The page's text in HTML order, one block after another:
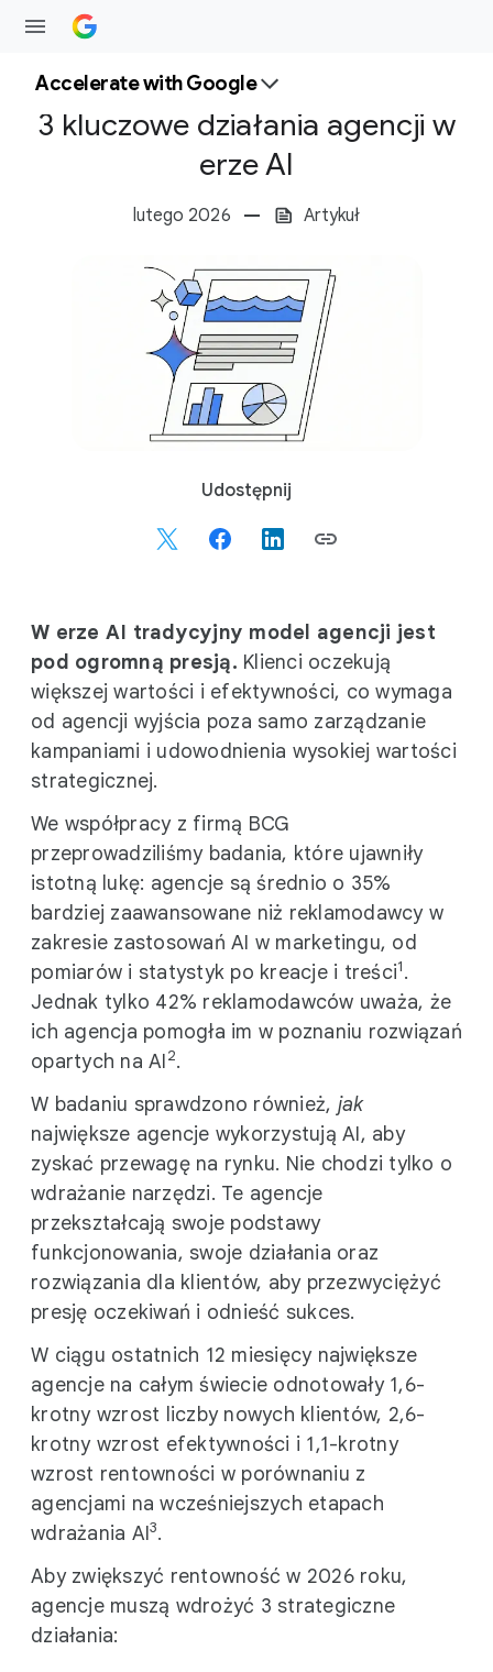
Accelerate with Google
3 kluczowe działania agencji w
erze AI
lutego 2026 Artykuł
l
o
d
u
l
e
Udostępnij
W erze AI tradycyjny model agencji jest
pod ogromną presją. Klienci oczekują
większej wartości i efektywności, co wymaga
od agencji wyjścia poza samo zarządzanie
kampaniami i udowodnienia wysokiej wartości
strategicznej.
We współpracy z firmą BCG
przeprowadziliśmy badania, które ujawniły
istotną lukę: agencje są średnio o 35%
bardziej zaawansowane niż reklamodawcy w
zakresie zastosowań AI w marketingu, od
pomiarów i statystyk po kreacje i treści1.
Jednak tylko 42% reklamodawców uważa, że
ich agencja pomogła im w poznaniu rozwiązań
opartych na AI2.
W badaniu sprawdzono również, jak
największe agencje wykorzystują AI, aby
zyskać przewagę na rynku. Nie chodzi tylko o
wdrażanie narzędzi. Te agencje
przekształcają swoje podstawy
funkcjonowania, swoje działania oraz
rozwiązania dla klientów, aby przezwyciężyć
presję oczekiwań i odnieść sukces.
W ciągu ostatnich 12 miesięcy największe
agencje na całym świecie odnotowały 1,6-
krotny wzrost liczby nowych klientów, 2,6-
krotny wzrost efektywności i 1,1-krotny
wzrost rentowności w porównaniu z
agencjami na wcześniejszych etapach
wdrażania AI3.
Aby zwiększyć rentowność w 2026 roku,
agencje muszą wdrożyć 3 strategiczne
działania: